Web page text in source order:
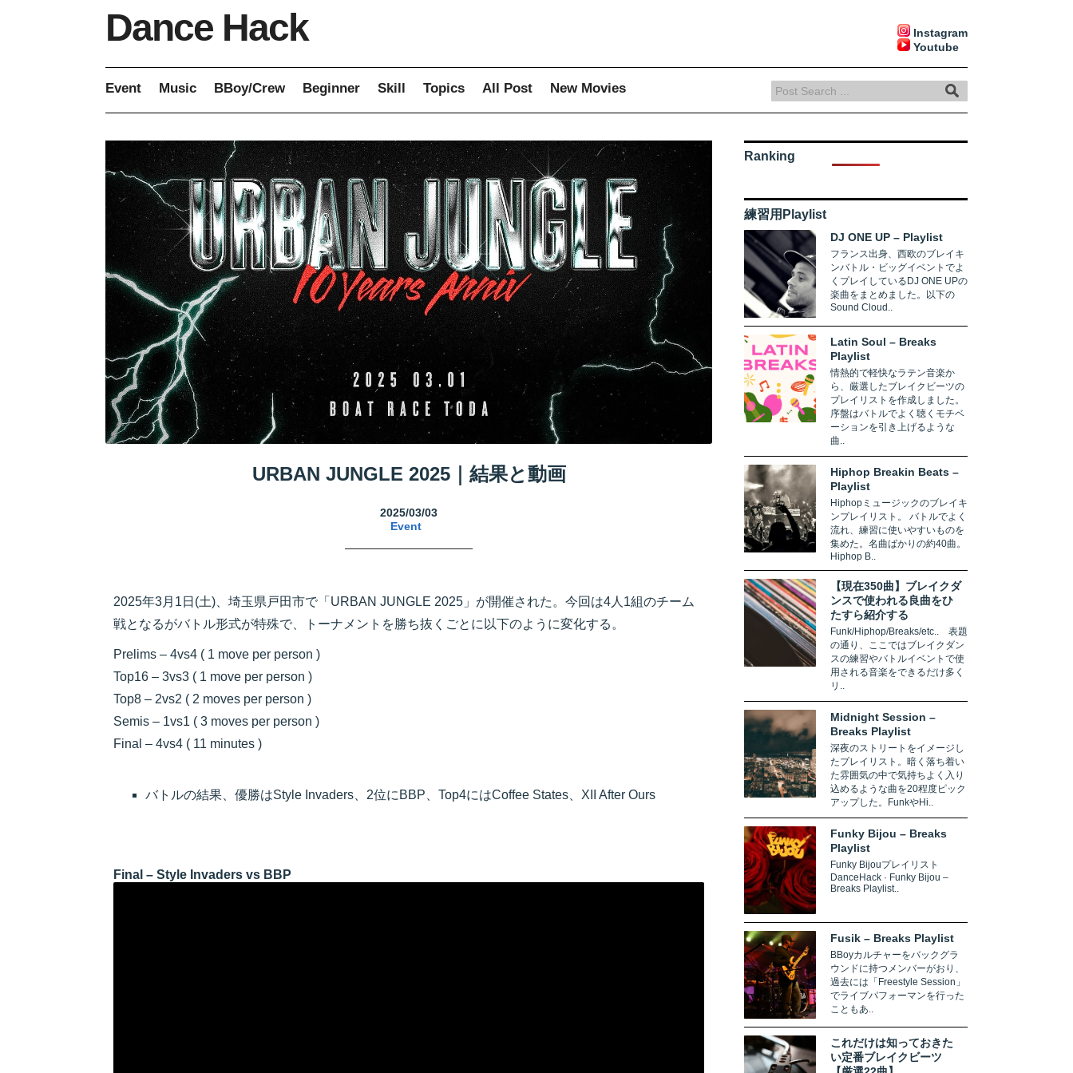
Dance Hack
Instagram
Youtube
Event Music BBoy/Crew Beginner Skill Topics All Post New Movies
URBAN JUNGLE 2025｜結果と動画
2025/03/03
Event
2025年3月1日(土)、埼玉県戸田市で「URBAN JUNGLE 2025」が開催された。今回は4人1組のチーム
戦となるがバトル形式が特殊で、トーナメントを勝ち抜くごとに以下のように変化する。
Prelims – 4vs4 ( 1 move per person )
Top16 – 3vs3 ( 1 move per person )
Top8 – 2vs2 ( 2 moves per person )
Semis – 1vs1 ( 3 moves per person )
Final – 4vs4 ( 11 minutes )
バトルの結果、優勝はStyle Invaders、2位にBBP、Top4にはCoffee States、XII After Ours
Final – Style Invaders vs BBP
Ranking
練習用Playlist
DJ ONE UP – Playlist
フランス出身、西欧のブレイキ
ンバトル・ビッグイベントでよ
くプレイしているDJ ONE UPの
楽曲をまとめました。以下の
Sound Cloud..
Latin Soul – Breaks
Playlist
情熱的で軽快なラテン音楽か
ら、厳選したブレイクビーツの
プレイリストを作成しました。
序盤はバトルでよく聴くモチベ
ーションを引き上げるような
曲..
Hiphop Breakin Beats –
Playlist
Hiphopミュージックのブレイキ
ンプレイリスト。 バトルでよく
流れ、練習に使いやすいものを
集めた。名曲ばかりの約40曲。
Hiphop B..
【現在350曲】ブレイクダ
ンスで使われる良曲をひ
たすら紹介する
Funk/Hiphop/Breaks/etc.. 表題
の通り、ここではブレイクダン
スの練習やバトルイベントで使
用される音楽をできるだけ多く
リ..
Midnight Session –
Breaks Playlist
深夜のストリートをイメージし
たプレイリスト。暗く落ち着い
た雰囲気の中で気持ちよく入り
込めるような曲を20程度ピック
アップした。FunkやHi..
Funky Bijou – Breaks
Playlist
Funky Bijouプレイリスト
DanceHack · Funky Bijou –
Breaks Playlist..
Fusik – Breaks Playlist
BBoyカルチャーをバックグラ
ウンドに持つメンバーがおり、
過去には「Freestyle Session」
でライブパフォーマンを行った
こともあ..
これだけは知っておきた
い定番ブレイクビーツ